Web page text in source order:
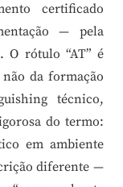
certificado
— pela
O rótulo “AT” é
da formação
técnico,
do termo:
em ambiente
diferente —